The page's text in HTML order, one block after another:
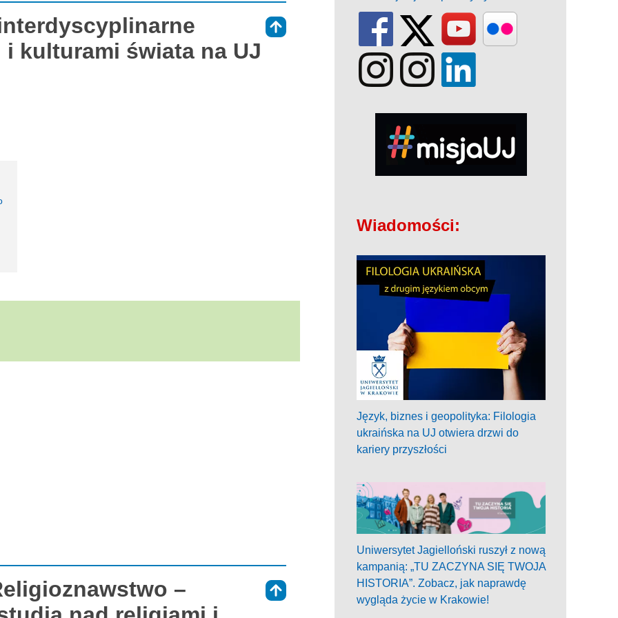
kulturami świata na UJ
–
Wiadomości:
Język, biznes i geopolityka: Filologia
ukraińska na UJ otwiera drzwi do
kariery przyszłości
Uniwersytet Jagielloński ruszył z nową
kampanią: „TU ZACZYNA SIĘ TWOJA
HISTORIA”. Zobacz, jak naprawdę
wygląda życie w Krakowie!